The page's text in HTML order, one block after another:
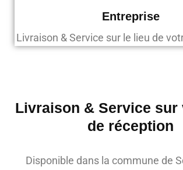
Entreprise
Livraison & Service sur le lieu de
Livraison & Service sur
de réception
Disponible dans la commune de